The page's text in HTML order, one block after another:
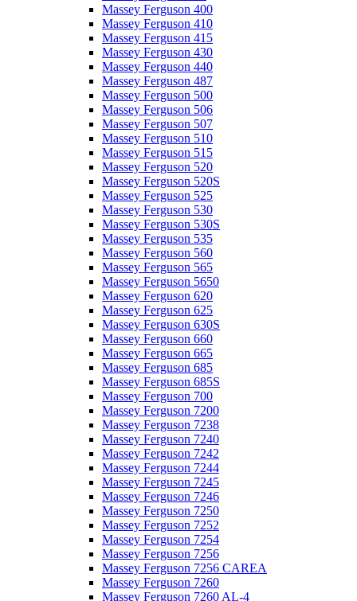
Massey Ferguson 400
Massey Ferguson 410
Massey Ferguson 415
Massey Ferguson 430
Massey Ferguson 440
Massey Ferguson 487
Massey Ferguson 500
Massey Ferguson 506
Massey Ferguson 507
Massey Ferguson 510
Massey Ferguson 515
Massey Ferguson 520
Massey Ferguson 520S
Massey Ferguson 525
Massey Ferguson 530
Massey Ferguson 530S
Massey Ferguson 535
Massey Ferguson 560
Massey Ferguson 565
Massey Ferguson 5650
Massey Ferguson 620
Massey Ferguson 625
Massey Ferguson 630S
Massey Ferguson 660
Massey Ferguson 665
Massey Ferguson 685
Massey Ferguson 685S
Massey Ferguson 700
Massey Ferguson 7200
Massey Ferguson 7238
Massey Ferguson 7240
Massey Ferguson 7242
Massey Ferguson 7244
Massey Ferguson 7245
Massey Ferguson 7246
Massey Ferguson 7250
Massey Ferguson 7252
Massey Ferguson 7254
Massey Ferguson 7256
Massey Ferguson 7256 CAREA
Massey Ferguson 7260
Massey Ferguson 7260 AL-4